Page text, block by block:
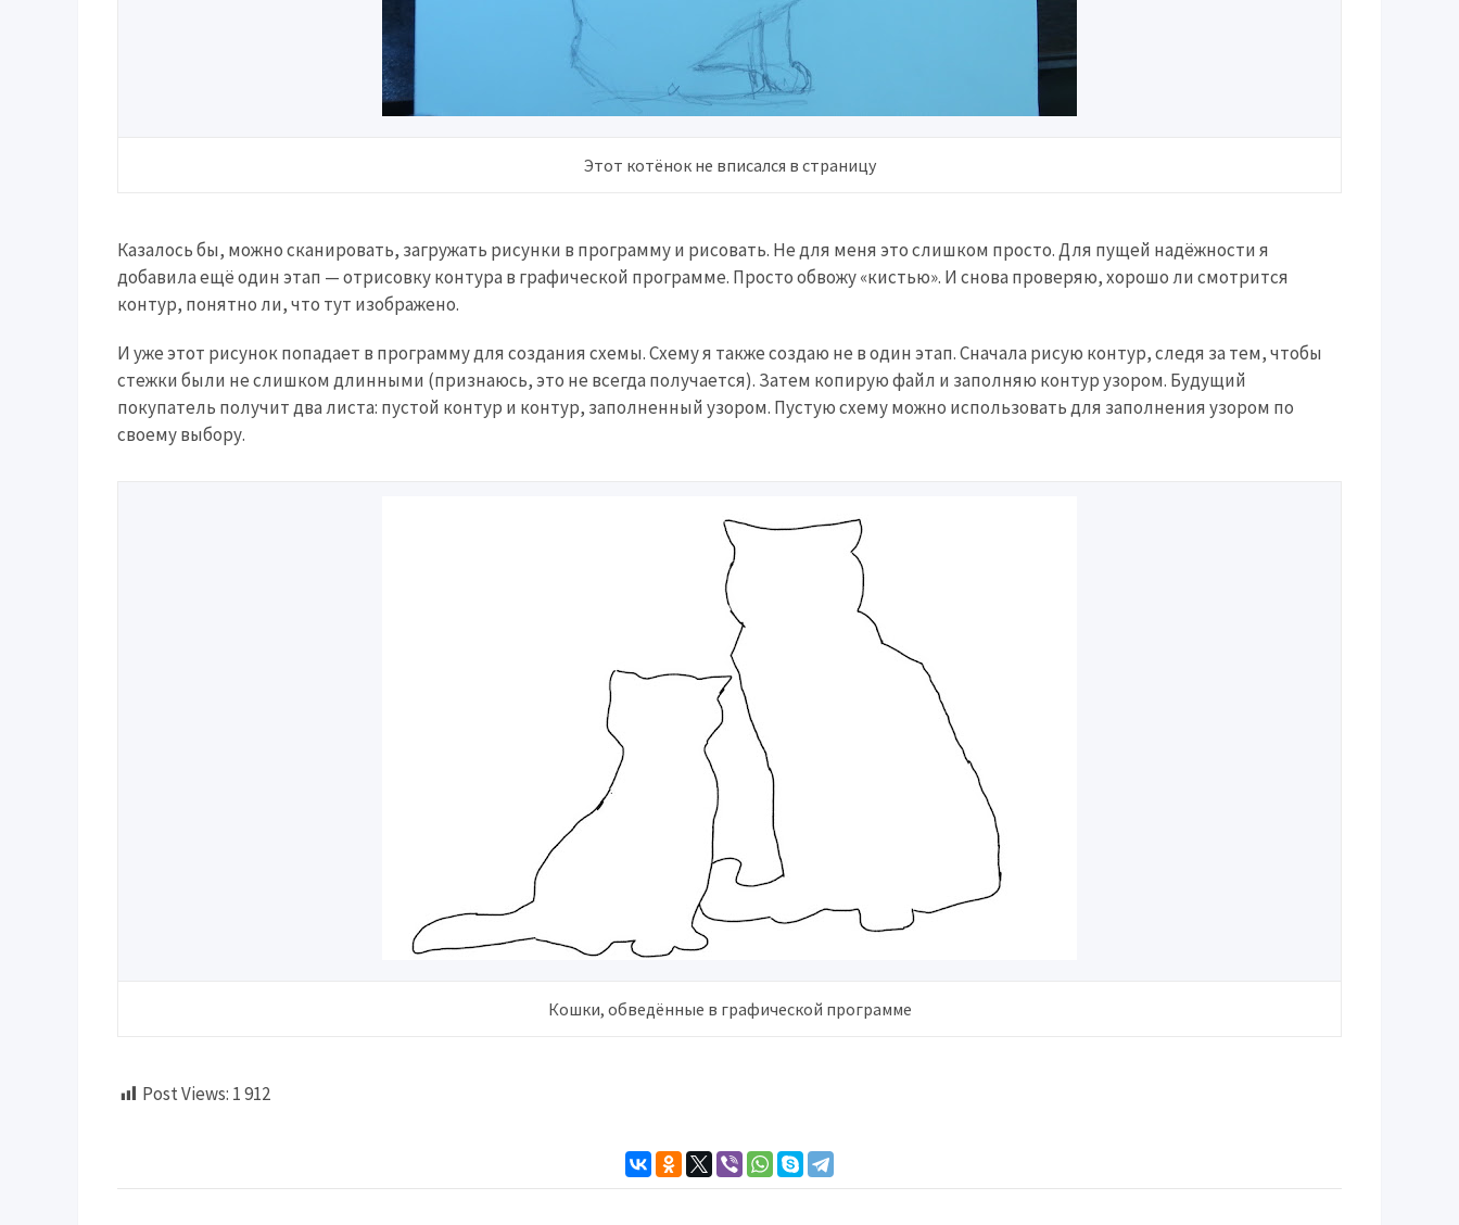
Этот котёнок не вписался в страницу
Казалось бы, можно сканировать, загружать рисунки в программу и рисовать. Не для меня это слишком просто. Для пущей надёжности я
добавила ещё один этап — отрисовку контура в графической программе. Просто обвожу «кистью». И снова проверяю, хорошо ли смотрится
контур, понятно ли, что тут изображено.
И уже этот рисунок попадает в программу для создания схемы. Схему я также создаю не в один этап. Сначала рисую контур, следя за тем, чтобы
стежки были не слишком длинными (признаюсь, это не всегда получается). Затем копирую файл и заполняю контур узором. Будущий
покупатель получит два листа: пустой контур и контур, заполненный узором. Пустую схему можно использовать для заполнения узором по
своему выбору.
Кошки, обведённые в графической программе
Post Views: 1 912